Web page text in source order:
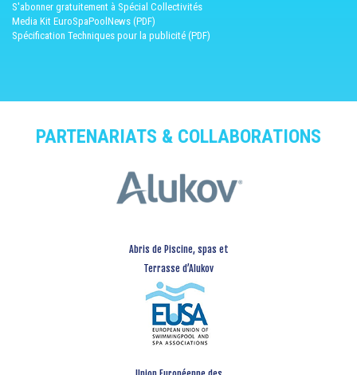
S'abonner gratuitement à Spécial Collectivités
Media Kit EuroSpaPoolNews (PDF)
Spécification Techniques pour la publicité (PDF)
PARTENARIATS & COLLABORATIONS
Abris de Piscine, spas et
Terrasse d’Alukov